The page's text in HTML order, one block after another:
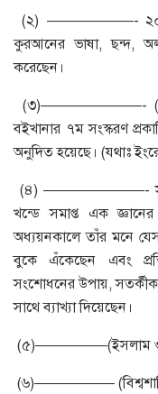
(২) ——————- ২০০
কুরআনের ভাষা, ছন্দ,
করেছেন।
(৩)———————-
বইখানার ৭ম সংস্করণ
অনুদিত হয়েছে। (যথাঃ
(৪) ———————-
খন্ডে সমাপ্ত এক
অধ্যয়নকালে তাঁর মনে
বুকে এঁকেছেন এবং
সংশোধনের উপায়,
সাথে ব্যাখ্যা দিয়েছেন।
(৫)—————(ইসলাম ও
(৬)—————–